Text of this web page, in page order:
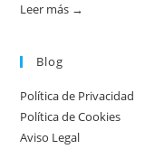
Leer más →
ciudad:
disponibilidad
Blog
Política de Privacidad
Política de Cookies
Aviso Legal